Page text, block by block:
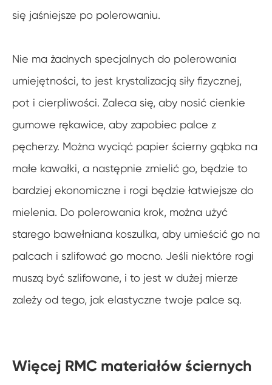
się jaśniejsze po polerowaniu.
Nie ma żadnych specjalnych do polerowania
umiejętności, to jest krystalizacją siły fizycznej,
pot i cierpliwości. Zaleca się, aby nosić cienkie
gumowe rękawice, aby zapobiec palce z
pęcherzy. Można wyciąć papier ścierny gąbka na
małe kawałki, a następnie zmielić go, będzie to
bardziej ekonomiczne i rogi będzie łatwiejsze do
mielenia. Do polerowania krok, można użyć
starego bawełniana koszulka, aby umieścić go na
palcach i szlifować go mocno. Jeśli niektóre rogi
muszą być szlifowane, i to jest w dużej mierze
zależy od tego, jak elastyczne twoje palce są.
Więcej RMC materiałów ściernych